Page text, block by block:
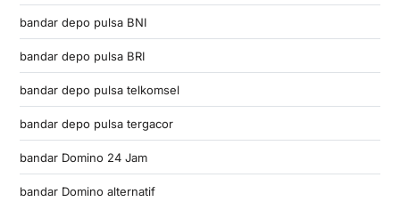
bandar depo pulsa BNI
bandar depo pulsa BRI
bandar depo pulsa telkomsel
bandar depo pulsa tergacor
bandar Domino 24 Jam
bandar Domino alternatif